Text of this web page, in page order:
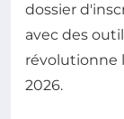
dossier
avec des
révolutionne
2026.